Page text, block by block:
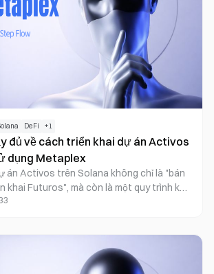
DeFi +1
đủ về cách triển khai dự án Activos
dụng Metaplex
án Activos trên Solana không chỉ là "bán
khai Futuros", mà còn là một quy trình kỹ
Quy trình này bắt đầu bằng việc xác
khi hoàn thành các buổi diễn tập trên
tục với cấu hình tham số acuñar và triển